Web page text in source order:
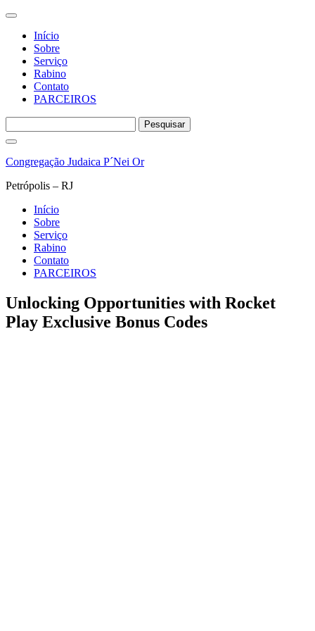
Início
Sobre
Serviço
Rabino
Contato
PARCEIROS
por:
Pular
o
Congregação Judaica P´Nei Or
Petrópolis – RJ
Início
Sobre
Serviço
Rabino
Contato
PARCEIROS
Unlocking Opportunities with Rocket
Play Exclusive Bonus Codes